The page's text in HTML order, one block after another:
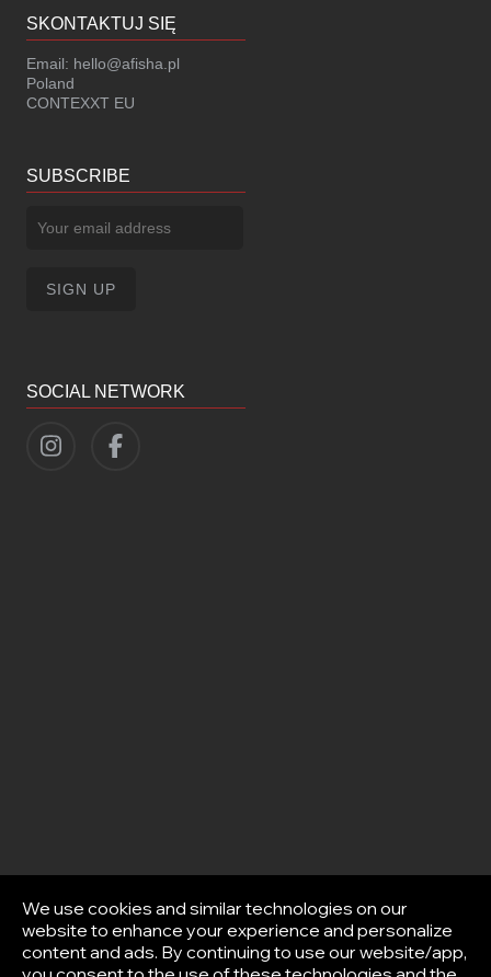
SKONTAKTUJ SIĘ
Email: hello@afisha.pl
Poland
CONTEXXT EU
SUBSCRIBE
SOCIAL NETWORK
We use cookies and similar technologies on our
website to enhance your experience and personalize
content and ads. By continuing to use our website/app,